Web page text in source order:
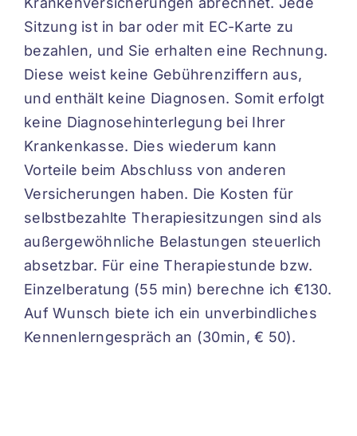
Sitzung ist in bar oder mit EC-Karte zu
bezahlen, und Sie erhalten eine Rechnung.
Diese weist keine Gebührenziffern aus,
und enthält keine Diagnosen. Somit erfolgt
keine Diagnosehinterlegung bei Ihrer
Krankenkasse. Dies wiederum kann
Vorteile beim Abschluss von anderen
Versicherungen haben. Die Kosten für
selbstbezahlte Therapiesitzungen sind als
außergewöhnliche Belastungen steuerlich
absetzbar. Für eine Therapiestunde bzw.
Einzelberatung (55 min) berechne ich €130.
Auf Wunsch biete ich ein unverbindliches
Kennenlerngespräch an (30min, € 50).